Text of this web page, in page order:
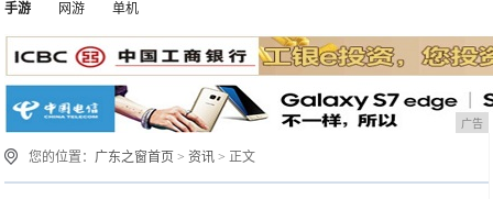
手游
网游 单机
广告
您的位置： 广东之窗首页 >资讯 > 正文